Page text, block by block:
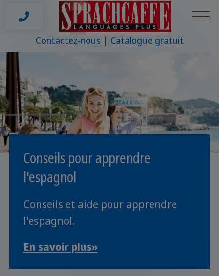
Contactez-nous Catalogue gratuit
Conseils pour apprendre
l'espagnol
Conseils et aide pour apprendre
l'espagnol.
En savoir plus»